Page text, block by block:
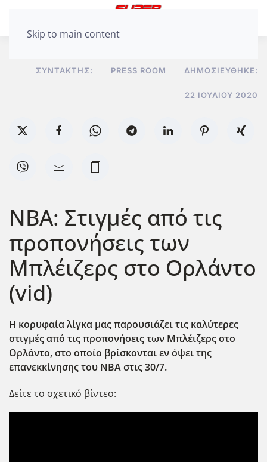
Skip to main content
ΣΥΝΤΆΚΤΗΣ: PRESS ROOM ΔΗΜΟΣΙΕΎΘΗΚΕ:
22 ΙΟΥΛΊΟΥ 2020
ΝΒΑ: Στιγμές από τις
προπονήσεις των
Μπλέιζερς στο Ορλάντο
(vid)
Η κορυφαία λίγκα μας παρουσιάζει τις καλύτερες
στιγμές από τις προπονήσεις των Μπλέιζερς στο
Ορλάντο, στο οποίο βρίσκονται εν όψει της
επανεκκίνησης του NBA στις 30/7.
Δείτε το σχετικό βίντεο: